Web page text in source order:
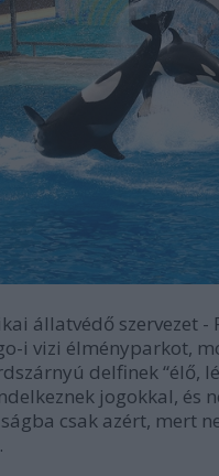
állatvédő szervezet -
i vizi élményparkot,
delfinek “élő,
jogokkal, és
csak azért, mert